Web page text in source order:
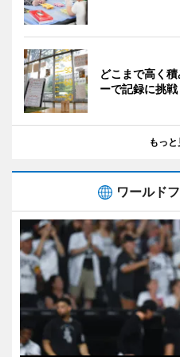
どこまで高く
ーで記録に挑戦
もっと
ワールド